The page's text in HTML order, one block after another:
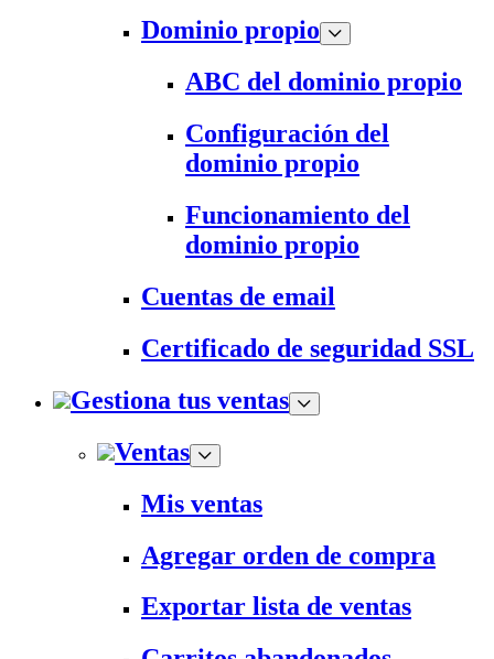
Dominio propio
ABC del dominio propio
Configuración del
dominio propio
Funcionamiento del
dominio propio
Cuentas de email
Certificado de seguridad SSL
Gestiona tus ventas
Ventas
Mis ventas
Agregar orden de compra
Exportar lista de ventas